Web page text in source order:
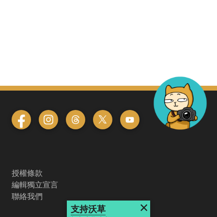
授權條款
編輯獨立宣言
聯絡我們
支持沃草 ×